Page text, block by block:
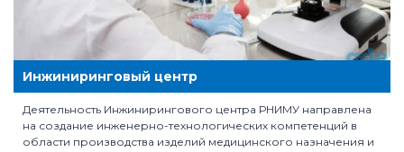
Инжиниринговый центр
Деятельность Инжинирингового центра РНИМУ направлена
на создание инженерно-технологических компетенций в
области производства изделий медицинского назначения и